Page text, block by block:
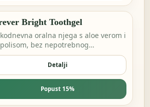
Bright Toothgel
oralna njega s aloe verom i
bez nepotrebnog
Detalji
Popust 15%